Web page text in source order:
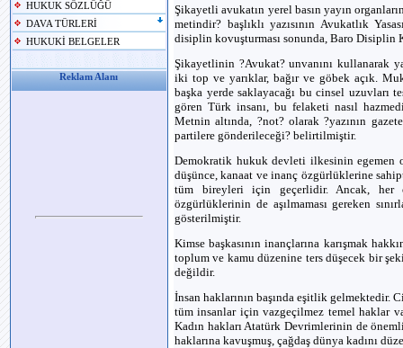
HUKUK SÖZLÜĞÜ
DAVA TÜRLERİ
HUKUKİ BELGELER
Reklam Alanı
Şikayetli avukatın yerel basın yayın
metindir? başlıklı yazısının Avukatlık
disiplin kovuşturması sonunda, Baro Disiplin
Şikayetlinin ?Avukat? unvanını kullanarak
iki top ve yarıklar, bağır ve göbek açık.
başka yerde saklayacağı bu cinsel uzuvları
gören Türk insanı, bu felaketi nasıl
Metnin altında, ?not? olarak ?yazının
partilere gönderileceği? belirtilmiştir.
Demokratik hukuk devleti ilkesinin egemen
düşünce, kanaat ve inanç özgürlüklerine
tüm bireyleri için geçerlidir. Ancak, her
özgürlüklerinin de aşılmaması gereken
gösterilmiştir.
Kimse başkasının inançlarına karışmak
toplum ve kamu düzenine ters düşecek bir
değildir.
İnsan haklarının başında eşitlik gelmektedir.
tüm insanlar için vazgeçilmez temel haklar
Kadın hakları Atatürk Devrimlerinin de
haklarına kavuşmuş, çağdaş dünya kadını